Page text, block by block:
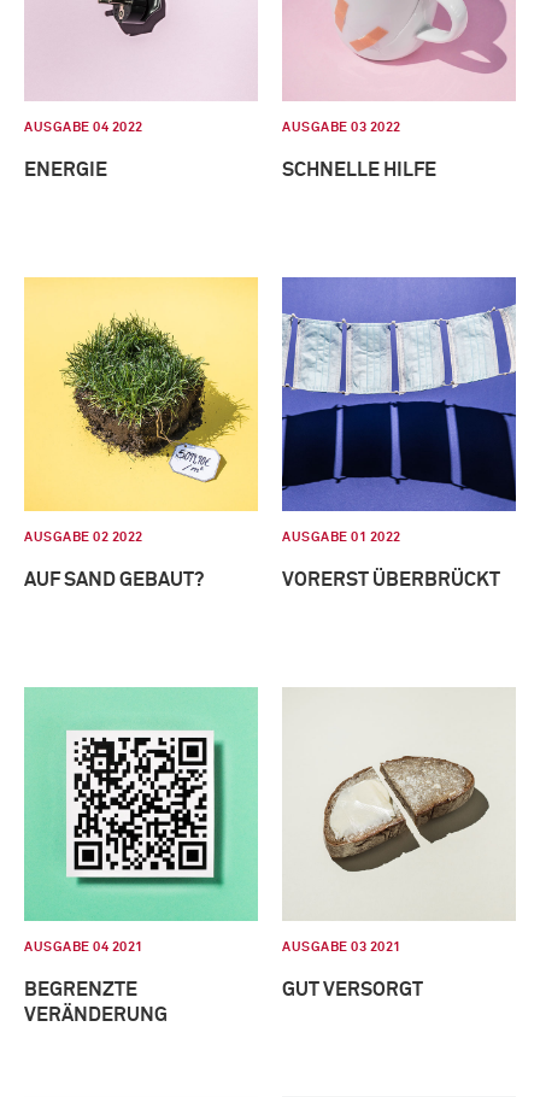
AUSGABE 04 2022
ENERGIE
AUSGABE 03 2022
SCHNELLE HILFE
AUSGABE 02 2022
AUF SAND GEBAUT?
AUSGABE 01 2022
VORERST ÜBERBRÜCKT
AUSGABE 04 2021
BEGRENZTE
VERÄNDERUNG
AUSGABE 03 2021
GUT VERSORGT